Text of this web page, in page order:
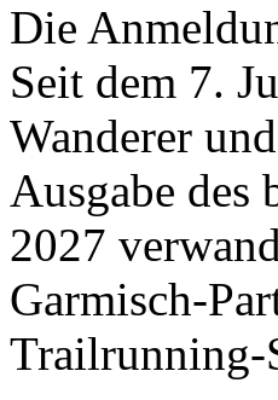
Die
Seit dem 7.
Wanderer
Ausgabe des
2027
Garmisch-
Trailrunning-